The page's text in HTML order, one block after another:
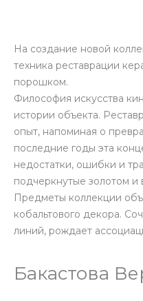
На создание новой
техника реставрации
порошком.
Философия искусства
истории объекта.
опыт, напоминая о
последние годы эта
недостатки, ошибки и
подчеркнутые золотом и
Предметы коллекции
кобальтового декора.
линий, рождает
Бакастова